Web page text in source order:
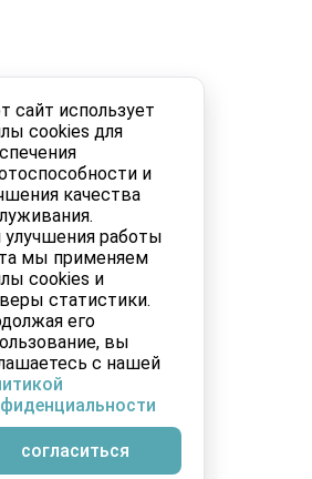
сайт использует
cookies для
и
качества
улучшения работы
мы применяем
cookies и
статистики.
его
вы
с нашей
согласиться